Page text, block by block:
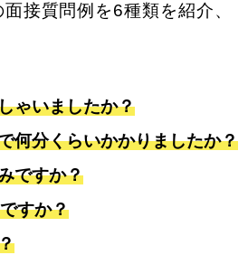
すことが多いですか？
けや、経緯を教えてください。
た中で、1番頑張ったことや成
。
や課題としていることはありま
接質問例を6種類を紹介、
ゃいましたか？
何分くらいかかりましたか？
ですか？
すか？